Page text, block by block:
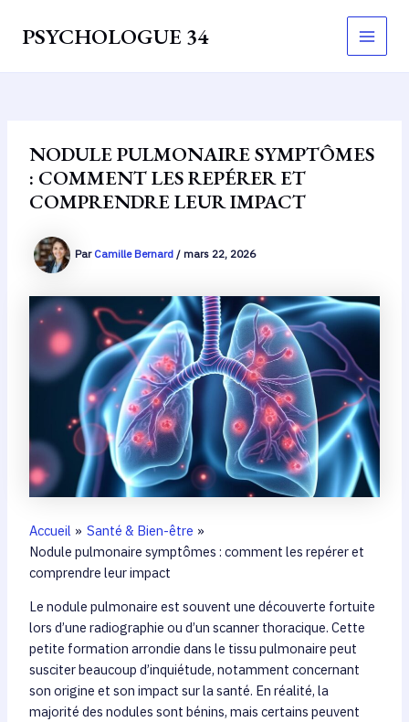
PSYCHOLOGUE 34
Main
NODULE PULMONAIRE SYMPTÔMES
: COMMENT LES REPÉRER ET
COMPRENDRE LEUR IMPACT
Par Camille Bernard / mars 22, 2026
Accueil
Santé & Bien-être
Nodule pulmonaire symptômes : comment les repérer et
comprendre leur impact
Le nodule pulmonaire est souvent une découverte fortuite
lors d’une radiographie ou d’un scanner thoracique. Cette
petite formation arrondie dans le tissu pulmonaire peut
susciter beaucoup d’inquiétude, notamment concernant
son origine et son impact sur la santé. En réalité, la
majorité des nodules sont bénins, mais certains peuvent